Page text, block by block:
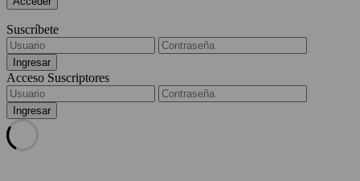
Suscríbete
Acceso Suscriptores